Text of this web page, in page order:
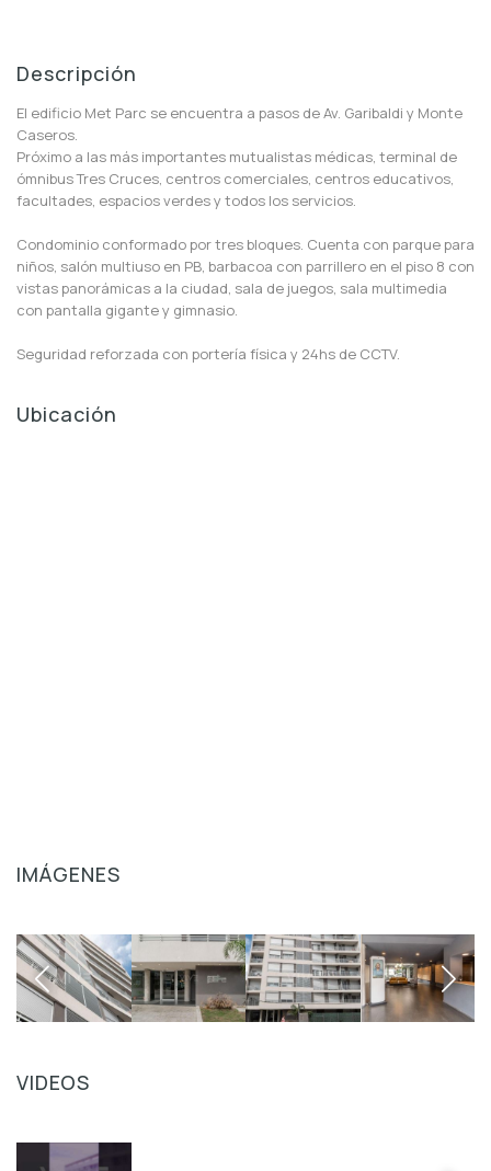
Descripción
El edificio Met Parc se encuentra a pasos de Av. Garibaldi y Monte
Caseros.
Próximo a las más importantes mutualistas médicas, terminal de
ómnibus Tres Cruces, centros comerciales, centros educativos,
facultades, espacios verdes y todos los servicios.
Condominio conformado por tres bloques. Cuenta con parque para
niños, salón multiuso en PB, barbacoa con parrillero en el piso 8 con
vistas panorámicas a la ciudad, sala de juegos, sala multimedia
con pantalla gigante y gimnasio.
Seguridad reforzada con portería física y 24hs de CCTV.
Ubicación
IMÁGENES
VIDEOS